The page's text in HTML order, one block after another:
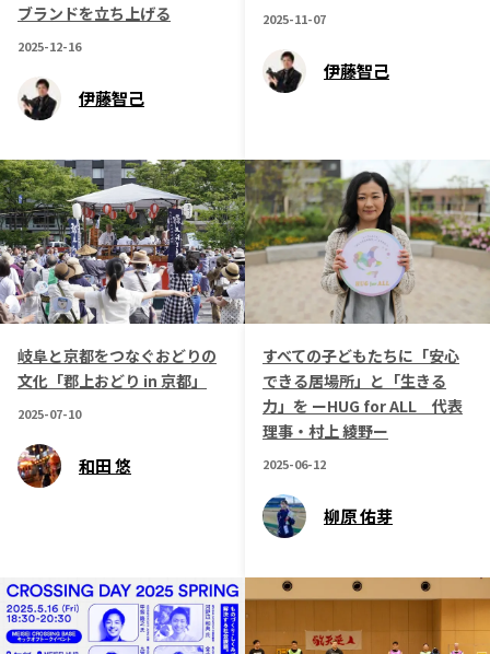
滋賀エリア
大阪市エリア
北摂エリア
堺・泉州エリア
奈良エリア
和歌山エリア
鳥取エリア
島根エリア
岡山エリア
広島エリア
山口エリア
徳島エリア
香川エリア
佐賀エリア
長崎エリア
大分エリア
鹿児島エリア
沖縄エリア
特集コンテンツ
プレスリリース
行政連携記事
ブランドを立ち上げる
2025-12-16
伊藤智己
2025-11-07
伊藤智己
岐阜と京都をつなぐおどりの
文化「郡上おどり in 京都」
2025-07-10
和田 悠
すべての子どもたちに「安心
できる居場所」と「生きる
力」を ーHUG for ALL 代表
理事・村上 綾野ー
2025-06-12
柳原 佑芽